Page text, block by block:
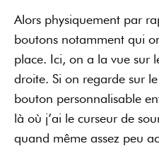
Alors physiquement par
boutons notamment qui
place. Ici, on a la vue sur
droite. Si on regarde sur
bouton personnalisable
là où j’ai le curseur de
quand même assez peu